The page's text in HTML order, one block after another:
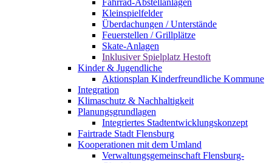
Fahrrad-Abstellanlagen
Kleinspielfelder
Überdachungen / Unterstände
Feuerstellen / Grillplätze
Skate-Anlagen
Inklusiver Spielplatz Hestoft
Kinder & Jugendliche
Aktionsplan Kinderfreundliche Kommune
Integration
Klimaschutz & Nachhaltigkeit
Planungsgrundlagen
Integriertes Stadtentwicklungskonzept
Fairtrade Stadt Flensburg
Kooperationen mit dem Umland
Verwaltungsgemeinschaft Flensburg-